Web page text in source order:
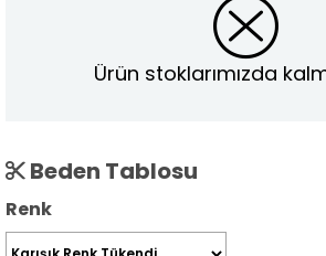
Ürün stoklarımızda
Beden Tablosu
Renk